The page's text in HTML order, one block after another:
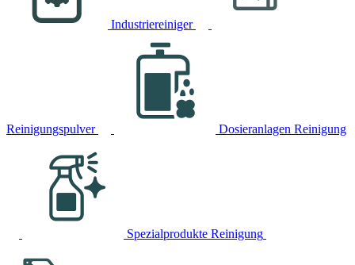
Industriereiniger
Reinigungspulver Dosieranlagen Reinigung
Spezialprodukte Reinigung